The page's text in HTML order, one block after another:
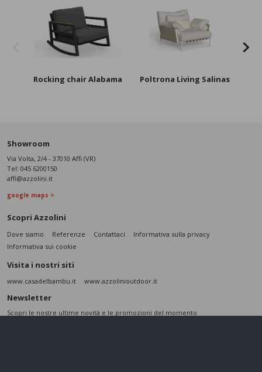
Rocking chair Alabama Poltrona Living Salinas
Showroom
Via Volta, 2/4 - 37010 Affi (VR)
Tel: 045 6200150
affi@azzolini.it
google maps >
Scopri Azzolini
Dove siamo Referenze Contattaci
Informativa sulla privacy
Informativa sui cookie
Visita i nostri siti
www.casadelbambu.it www.azzolinioutdoor.it
Newsletter
Scopri le nostre ultime novità e le promozioni del momento